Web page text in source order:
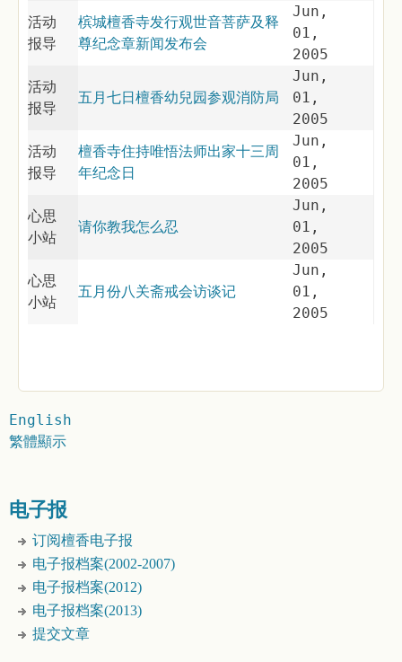
活动
报导
槟城檀香寺发行观世音菩萨及释
尊纪念章新闻发布会
Jun,
01,
2005
活动
报导
五月七日檀香幼兒园参观消防局
Jun,
01,
2005
活动
报导
檀香寺住持唯悟法师出家十三周
年纪念日
Jun,
01,
2005
心思
小站
请你教我怎么忍
Jun,
01,
2005
心思
小站
五月份八关斋戒会访谈记
Jun,
01,
2005
English
繁體顯示
电子报
订阅檀香电子报
电子报档案(2002-2007)
电子报档案(2012)
电子报档案(2013)
提交文章